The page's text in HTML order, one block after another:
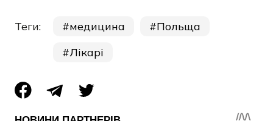
Теги: медицина
Польща
Лікарі